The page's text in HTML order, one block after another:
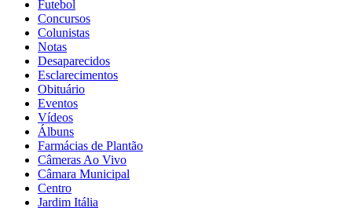
Futebol
Concursos
Colunistas
Notas
Desaparecidos
Esclarecimentos
Obituário
Eventos
Vídeos
Álbuns
Farmácias de Plantão
Câmeras Ao Vivo
Câmara Municipal
Centro
Jardim Itália